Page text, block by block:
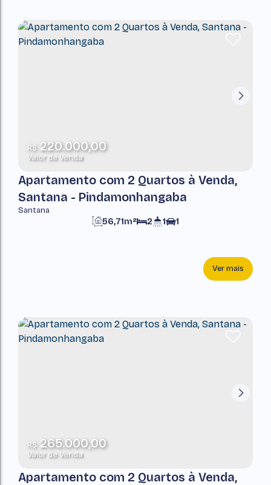
R$220.000,00
Valor de Venda
Apartamento com 2 Quartos à Venda,
Santana - Pindamonhangaba
Santana
2 1 1
56,71m²
Ver mais
R$265.000,00
Valor de Venda
Apartamento com 2 Quartos à Venda,